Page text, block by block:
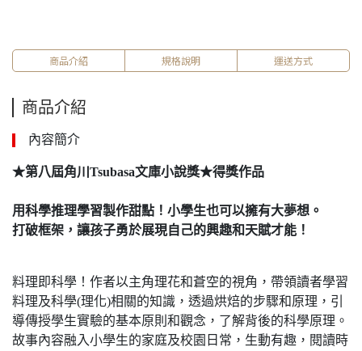
商品介紹 規格說明 運送方式
商品介紹
內容簡介
★第八屆角川Tsubasa文庫小說獎★得獎作品
用科學推理學習製作甜點！小學生也可以擁有大夢想。
打破框架，讓孩子勇於展現自己的興趣和天賦才能！
料理即科學！作者以主角理花和蒼空的視角，帶領讀者學習
料理及科學(理化)相關的知識，透過烘焙的步驟和原理，引
導傳授學生實驗的基本原則和觀念，了解背後的科學原理。
故事內容融入小學生的家庭及校園日常，生動有趣，閱讀時